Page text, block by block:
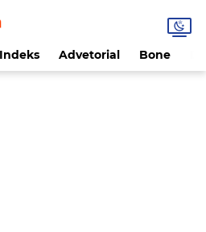
Indeks Advetorial Bone